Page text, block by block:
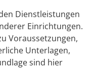
Dienstleistungen
Einrichtungen.
Voraussetzungen,
Unterlagen,
sind hier